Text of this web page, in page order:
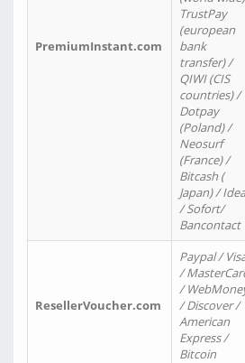
PremiumInstant.com
TrustPay
(european
bank
transfer) /
QIWI (CIS
countries) /
Dotpay
(Poland) /
Neosurf
(France) /
Bitcash (
Japan) /
/ Sofort/
Bancontact
ResellerVoucher.com
Paypal /
/
/
/ Discover /
American
Express /
Bitcoin